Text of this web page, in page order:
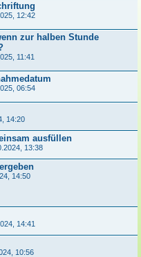
12:42
zur halben Stunde
11:41
06:54
14:20
ausfüllen
13:38
14:50
14:41
10:56